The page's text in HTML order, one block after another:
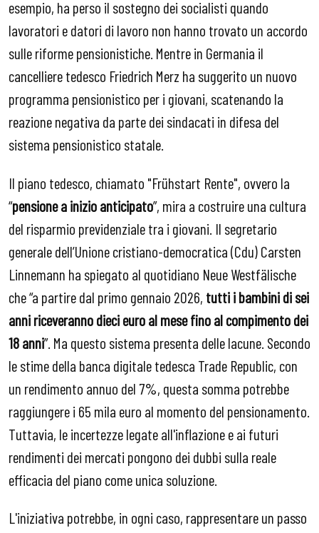
esempio, ha perso il sostegno dei socialisti quando
lavoratori e datori di lavoro non hanno trovato un accordo
sulle riforme pensionistiche. Mentre in Germania il
cancelliere tedesco Friedrich Merz ha suggerito un nuovo
programma pensionistico per i giovani, scatenando la
reazione negativa da parte dei sindacati in difesa del
sistema pensionistico statale.
Il piano tedesco, chiamato "Frühstart Rente", ovvero la
“pensione a inizio anticipato”, mira a costruire una cultura
del risparmio previdenziale tra i giovani. Il segretario
generale dell’Unione cristiano-democratica (Cdu) Carsten
Linnemann ha spiegato al quotidiano Neue Westfälische
che “a partire dal primo gennaio 2026, tutti i bambini di sei
anni riceveranno dieci euro al mese fino al compimento dei
18 anni”. Ma questo sistema presenta delle lacune. Secondo
le stime della banca digitale tedesca Trade Republic, con
un rendimento annuo del 7%, questa somma potrebbe
raggiungere i 65 mila euro al momento del pensionamento.
Tuttavia, le incertezze legate all'inflazione e ai futuri
rendimenti dei mercati pongono dei dubbi sulla reale
efficacia del piano come unica soluzione.
L'iniziativa potrebbe, in ogni caso, rappresentare un passo